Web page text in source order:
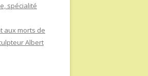
spécialité
aux morts de
Albert